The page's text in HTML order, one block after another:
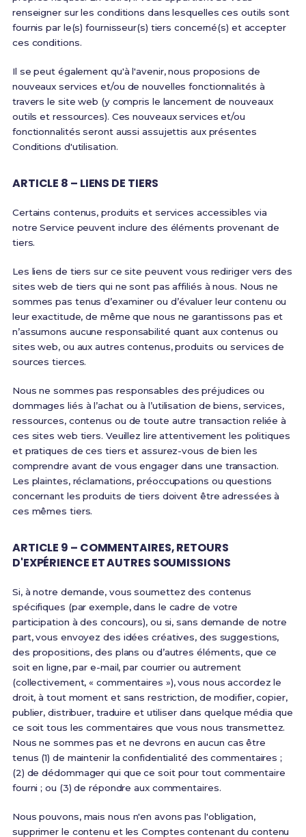
renseigner sur les conditions dans lesquelles ces outils sont
fournis par le(s) fournisseur(s) tiers concerné(s) et accepter
ces conditions.
Il se peut également qu'à l'avenir, nous proposions de
nouveaux services et/ou de nouvelles fonctionnalités à
travers le site web (y compris le lancement de nouveaux
outils et ressources). Ces nouveaux services et/ou
fonctionnalités seront aussi assujettis aux présentes
Conditions d'utilisation.
ARTICLE 8 – LIENS DE TIERS
Certains contenus, produits et services accessibles via
notre Service peuvent inclure des éléments provenant de
tiers.
Les liens de tiers sur ce site peuvent vous rediriger vers des
sites web de tiers qui ne sont pas affiliés à nous. Nous ne
sommes pas tenus d’examiner ou d’évaluer leur contenu ou
leur exactitude, de même que nous ne garantissons pas et
n’assumons aucune responsabilité quant aux contenus ou
sites web, ou aux autres contenus, produits ou services de
sources tierces.
Nous ne sommes pas responsables des préjudices ou
dommages liés à l’achat ou à l’utilisation de biens, services,
ressources, contenus ou de toute autre transaction reliée à
ces sites web tiers. Veuillez lire attentivement les politiques
et pratiques de ces tiers et assurez-vous de bien les
comprendre avant de vous engager dans une transaction.
Les plaintes, réclamations, préoccupations ou questions
concernant les produits de tiers doivent être adressées à
ces mêmes tiers.
ARTICLE 9 – COMMENTAIRES, RETOURS
D'EXPÉRIENCE ET AUTRES SOUMISSIONS
Si, à notre demande, vous soumettez des contenus
spécifiques (par exemple, dans le cadre de votre
participation à des concours), ou si, sans demande de notre
part, vous envoyez des idées créatives, des suggestions,
des propositions, des plans ou d’autres éléments, que ce
soit en ligne, par e-mail, par courrier ou autrement
(collectivement, « commentaires »), vous nous accordez le
droit, à tout moment et sans restriction, de modifier, copier,
publier, distribuer, traduire et utiliser dans quelque média que
ce soit tous les commentaires que vous nous transmettez.
Nous ne sommes pas et ne devrons en aucun cas être
tenus (1) de maintenir la confidentialité des commentaires ;
(2) de dédommager qui que ce soit pour tout commentaire
fourni ; ou (3) de répondre aux commentaires.
Nous pouvons, mais nous n'en avons pas l'obligation,
supprimer le contenu et les Comptes contenant du contenu